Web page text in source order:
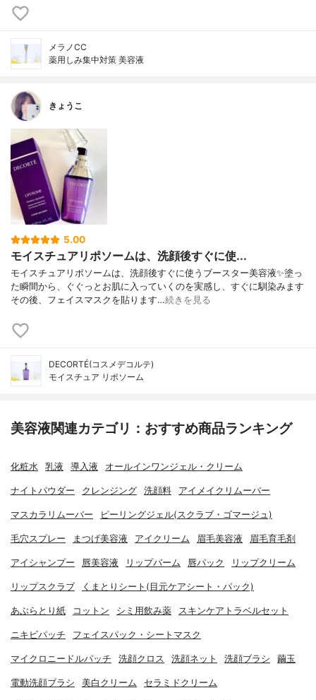
メラノCC
薬用しみ集中対策 美容液
きょうこ
5.00
モイスチュアリポソームは、洗顔後すぐに使...
モイスチュアリポソームは、洗顔後すぐに使うブースター美容液✨塗っ
た瞬間から、ぐぐっとお肌に入っていくのを実感し、すぐに馴染みます
その後、フェイスマスクを貼ります…続きを見る
DECORTÉ(コスメデコルテ)
モイスチュア リポソーム
美容液関連カテゴリ：おすすめ商品ランキング
化粧水 乳液 導入液 オールインワンジェル・クリーム
ナイトパウダー クレンジング 洗顔料 アイメイクリムーバー
マスカラリムーバー ピーリングジェル(スクラブ・ゴマージュ)
毛穴スプレー まつげ美容液 アイクリーム 眉毛美容液 眉毛育毛剤
アイシャンプー 唇美容液 リップバーム 唇パック リップクリーム
リップスクラブ くまとりシート(目元ケアシート・パック)
あぶらとり紙 コットン シミ用飲み薬 スキンケアトラベルセット
ニキビパッチ フェイスパック・シートマスク
マイクロニードルパッチ 洗顔クロス 洗顔ネット 洗顔ブラシ 繭玉
電動洗顔ブラシ 美白クリーム セラミドクリーム